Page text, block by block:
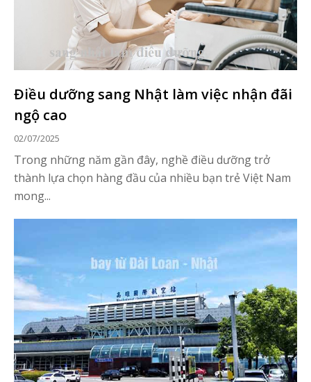
Điều dưỡng sang Nhật làm việc nhận đãi
ngộ cao
02/07/2025
Trong những năm gần đây, nghề điều dưỡng trở
thành lựa chọn hàng đầu của nhiều bạn trẻ Việt Nam
mong...